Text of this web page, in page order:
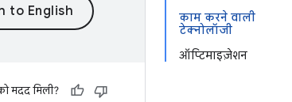
काम करने वाली
टेक्नोलॉजी
ऑप्टिमाइज़ेशन
मदद मिली?